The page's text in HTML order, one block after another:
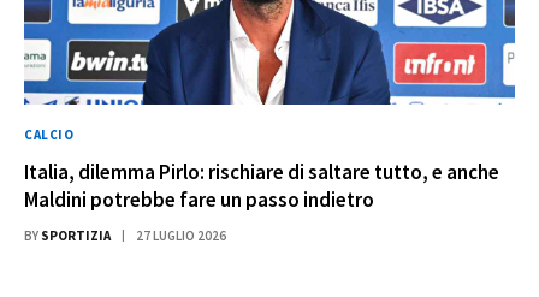
CALCIO
Italia, dilemma Pirlo: rischiare di saltare tutto, e anche
Maldini potrebbe fare un passo indietro
BY SPORTIZIA 27 LUGLIO 2026